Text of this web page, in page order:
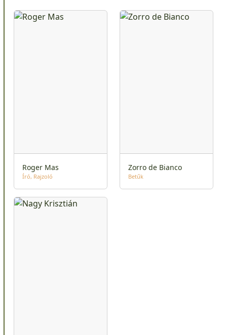
Roger Mas
Író Rajzoló
Zorro de Bianco
Betűk